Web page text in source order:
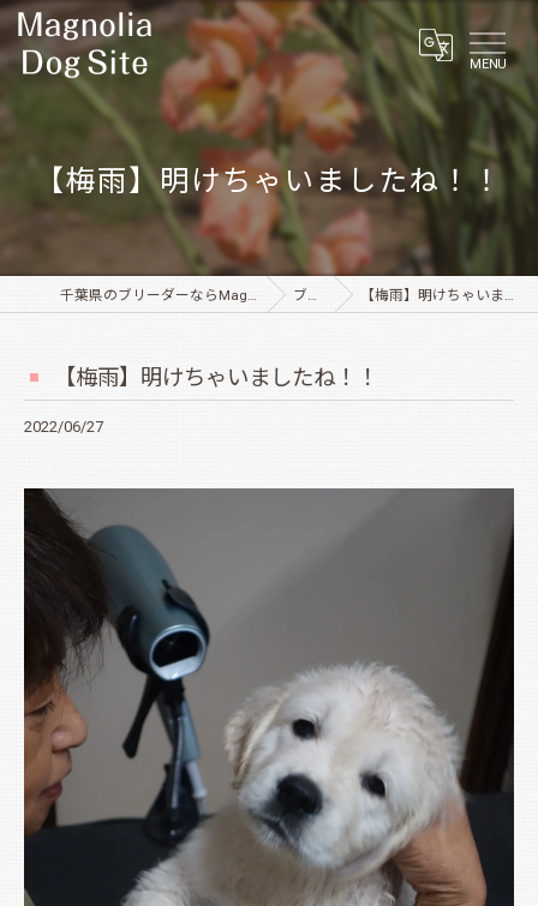
MENU
【梅雨】明けちゃいましたね！！
千葉県のブリーダーならMagnolia Dog Site ブログ 【梅雨】明けちゃいましたね！！
【梅雨】明けちゃいましたね！！
2022/06/27